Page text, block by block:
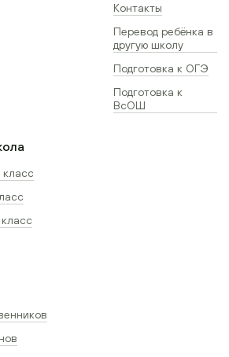
Контакты
Перевод ребёнка в
другую школу
Подготовка к ОГЭ
Подготовка к
ВсОШ